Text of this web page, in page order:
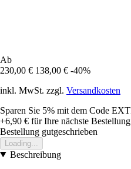
Ab
230,00 € 138,00 € -40%
inkl. MwSt. zzgl. Versandkosten
Sparen Sie 5% mit dem Code
+6,90 € für Ihre nächste
Bestellung gutgeschrieben
Loading...
Beschreibung